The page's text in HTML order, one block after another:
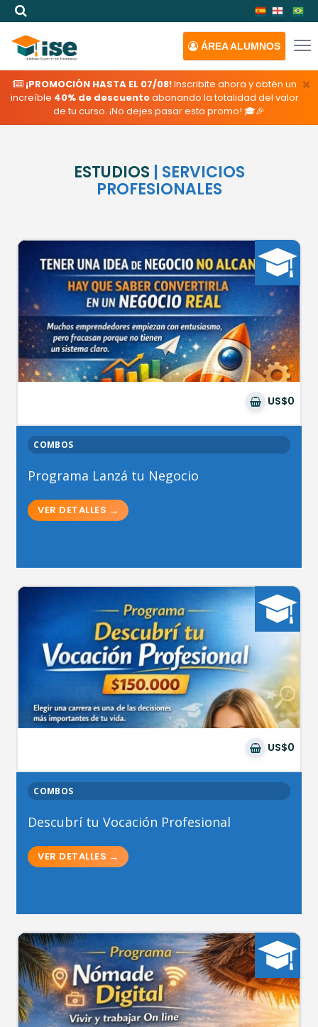
ÁREAALUMNOS
×
¡PROMOCIÓN HASTA EL 07/08!Inscribite ahora y obtén un
increíble 40% de descuentoabonando la totalidad del valor
de tu curso. ¡No dejes pasar esta promo! 🎓🎉
ESTUDIOS | SERVICIOS
PROFESIONALES
US$0
COMBOS
Programa Lanzá tu Negocio
US$0
COMBOS
Descubrí tu Vocación Profesional